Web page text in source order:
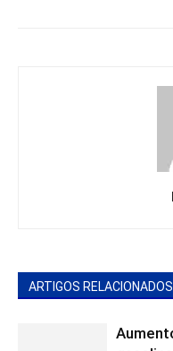
ARTIGOS RELACIONADOS